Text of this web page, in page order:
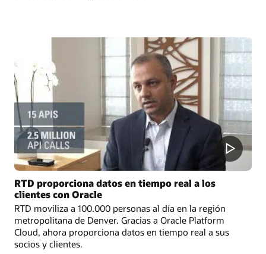
RTD proporciona datos en tiempo real a los
clientes con Oracle
RTD moviliza a 100.000 personas al día en la región
metropolitana de Denver. Gracias a Oracle Platform
Cloud, ahora proporciona datos en tiempo real a sus
socios y clientes.